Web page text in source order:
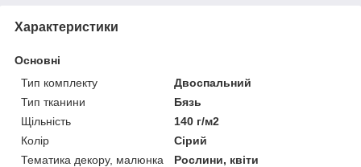
Характеристики
Основні
Тип комплекту
Двоспальний
Тип тканини
Бязь
Щільність
140 г/м2
Колір
Сірий
Тематика декору, малюнка
Рослини, квіти